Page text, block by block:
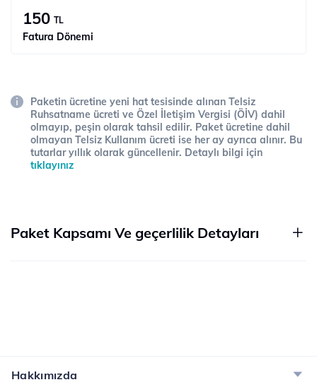
150 TL
Fatura Dönemi
Paketin ücretine yeni hat tesisinde alınan Telsiz
Ruhsatname ücreti ve Özel İletişim Vergisi (ÖİV) dahil
olmayıp, peşin olarak tahsil edilir. Paket ücretine dahil
olmayan Telsiz Kullanım ücreti ise her ay ayrıca alınır. Bu
tutarlar yıllık olarak güncellenir. Detaylı bilgi için
tıklayınız
Paket Kapsamı Ve geçerlilik Detayları
Hakkımızda